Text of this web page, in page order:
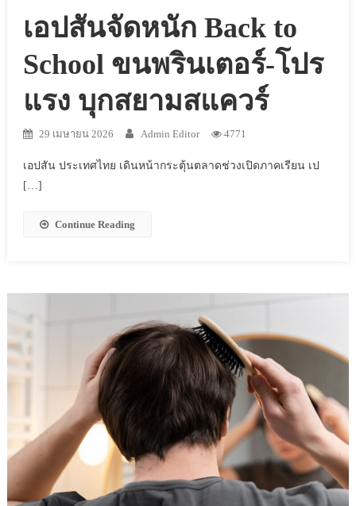
เอปสันจัดหนัก Back to
School ขนพรินเตอร์-โปร
แรง บุกสยามสแควร์
29 เมษายน 2026 Admin Editor 4771
เอปสัน ประเทศไทย เดินหน้ากระตุ้นตลาดช่วงเปิดภาคเรียน เป
[…]
Continue Reading